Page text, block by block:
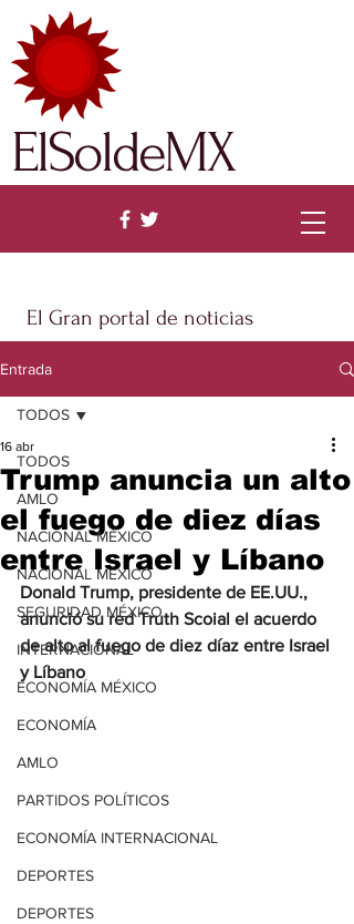
El Gran portal de noticias
ElSoldeMX
Entrada
TODOS
AMLO
NACIONAL MÉXICO
NACIONAL MÉXICO
SEGURIDAD MÉXICO
INTERNACIONAL
ECONOMÍA MÉXICO
ECONOMÍA
AMLO
PARTIDOS POLÍTICOS
ECONOMÍA INTERNACIONAL
DEPORTES
DEPORTES
TODOS
Trump anuncia un alto
el fuego de diez días
entre Israel y Líbano
16 abr
Donald Trump, presidente de EE.UU.,
anunció su red Truth Scoial el acuerdo
de alto al fuego de diez díaz entre Israel
y Líbano